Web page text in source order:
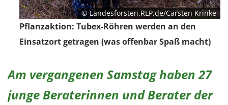
© Landesforsten.RLP.de/Carsten Krinke
Pflanzaktion: Tubex-Röhren werden an den
Einsatzort getragen (was offenbar Spaß macht)
Am vergangenen Samstag haben 27
junge Beraterinnen und Berater der
Vimeo